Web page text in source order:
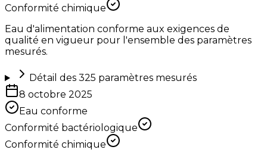
Conformité chimique
Eau d'alimentation conforme aux exigences de
qualité en vigueur pour l'ensemble des paramètres
mesurés.
Détail des 325 paramètres mesurés
8 octobre 2025
Eau conforme
Conformité bactériologique
Conformité chimique